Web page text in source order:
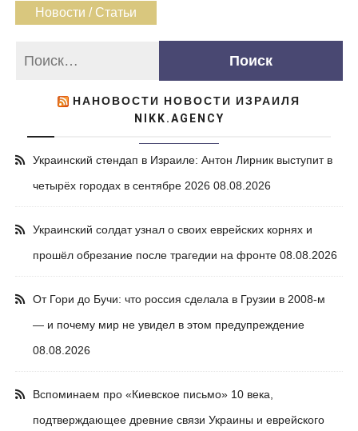
Новости / Статьи
НАНОВОСТИ НОВОСТИ ИЗРАИЛЯ
NIKK.AGENCY
Украинский стендап в Израиле: Антон Лирник выступит в
четырёх городах в сентябре 2026 08.08.2026
Украинский солдат узнал о своих еврейских корнях и
прошёл обрезание после трагедии на фронте 08.08.2026
От Гори до Бучи: что россия сделала в Грузии в 2008-м
— и почему мир не увидел в этом предупреждение
08.08.2026
Вспоминаем про «Киевское письмо» 10 века,
подтверждающее древние связи Украины и еврейского